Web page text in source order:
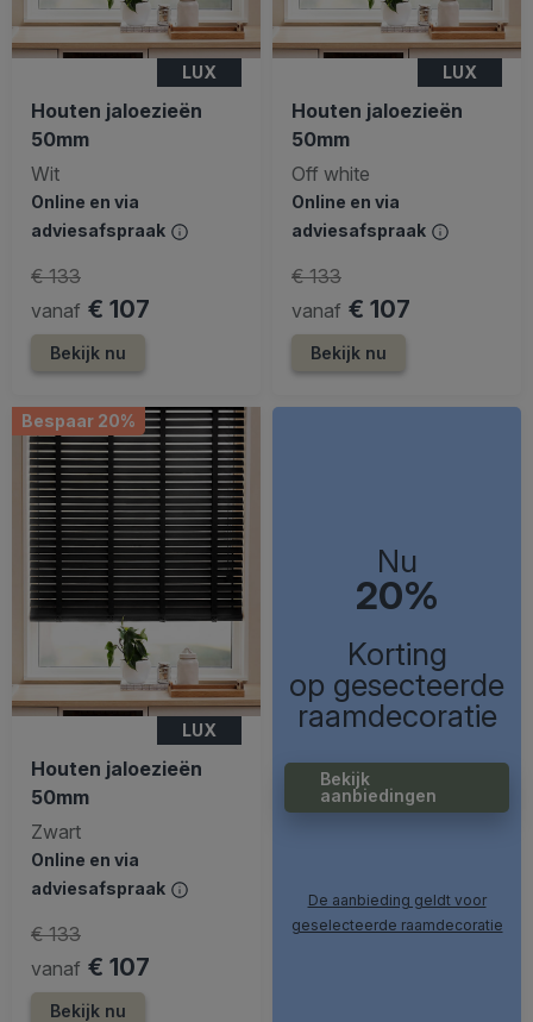
LUX
Houten jaloezieën
50mm
Wit
Online en via
adviesafspraak
vanaf € 107
€ 133
Bekijk nu
LUX
Houten jaloezieën
50mm
Off white
Online en via
adviesafspraak
vanaf € 107
€ 133
Bekijk nu
Bespaar 20%
LUX
Houten jaloezieën
50mm
Zwart
Online en via
adviesafspraak
vanaf € 107
€ 133
Bekijk nu
Nu
20%
Korting
op gesecteerde
raamdecoratie
Bekijk
aanbiedingen
De aanbieding geldt voor
geselecteerde raamdecoratie